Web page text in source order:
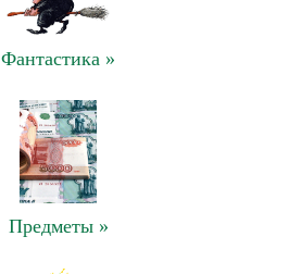
Фантастика »
Предметы »